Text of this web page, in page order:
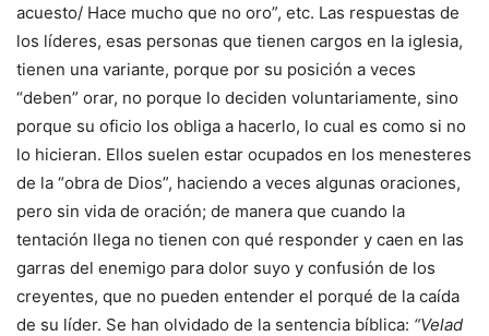
acuesto/ Hace mucho que no oro”, etc. Las respuestas de
los líderes, esas personas que tienen cargos en la iglesia,
tienen una variante, porque por su posición a veces
“deben” orar, no porque lo deciden voluntariamente, sino
porque su oficio los obliga a hacerlo, lo cual es como si no
lo hicieran. Ellos suelen estar ocupados en los menesteres
de la “obra de Dios”, haciendo a veces algunas oraciones,
pero sin vida de oración; de manera que cuando la
tentación llega no tienen con qué responder y caen en las
garras del enemigo para dolor suyo y confusión de los
creyentes, que no pueden entender el porqué de la caída
de su líder. Se han olvidado de la sentencia bíblica: “Velad